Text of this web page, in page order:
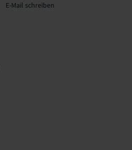
E-Mail schreiben